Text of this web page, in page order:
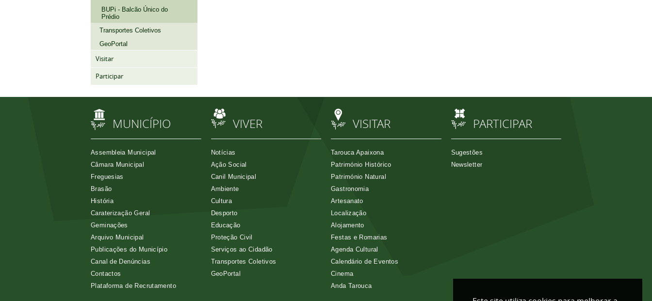
BUPi - Balcão Único do
Prédio
Transportes Coletivos
GeoPortal
Visitar
Participar
MUNICÍPIO
Assembleia Municipal
Câmara Municipal
Freguesias
Brasão
História
Caraterização Geral
Geminações
Arquivo Municipal
Publicações do Município
Canal de Denúncias
Contactos
Plataforma de Recrutamento
VIVER
Notícias
Ação Social
Canil Municipal
Ambiente
Cultura
Desporto
Educação
Proteção Civil
Serviços ao Cidadão
Transportes Coletivos
GeoPortal
VISITAR
Tarouca Apaixona
Património Histórico
Património Natural
Gastronomia
Artesanato
Localização
Alojamento
Festas e Romarias
Agenda Cultural
Calendário de Eventos
Cinema
Anda Tarouca
PARTICIPAR
Sugestões
Newsletter